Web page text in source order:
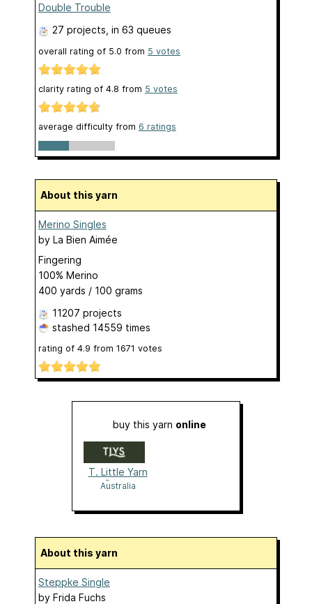
Double Trouble
27 projects , in 63 queues
overall rating of 5.0 from 5 votes
clarity rating of 4.8 from 5 votes
average difficulty from 6 ratings
About this yarn
Merino Singles
by La Bien Aimée
Fingering
100% Merino
400 yards / 100 grams
11207 projects
stashed 14559 times
rating of 4.9 from 1671 votes
buy this yarn online
T. Little Yarn
Store
Australia
About this yarn
Steppke Single
by Frida Fuchs